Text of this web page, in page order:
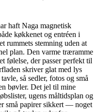
haft Naga magnetisk
køkkenet og entréen i
rummets stemning uden at
plan. Den varme træramme
følelse, der passer perfekt til
skriver glat med lys
så sedler, fotos og små
bøvler. Det jel til mine
ugens måltidsplan og
små papirer sikkert — noget